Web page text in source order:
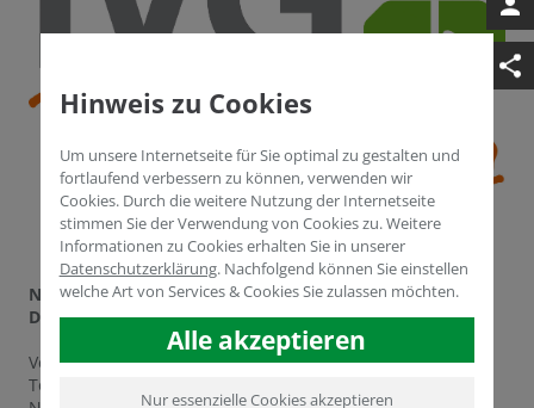
Neue Wege zu alter Bodenfruchtbarkeit auf dem
Deutschen Torf- und Humustag
Verganene Woche fand in Bad Zwischenahn der Deutsche
Torf- und Humustag statt – eines der wichtigsten
Hinweis zu Cookies
Um unsere Internetseite für Sie optimal zu gestalten und
fortlaufend verbessern zu können, verwenden wir
Cookies. Durch die weitere Nutzung der Internetseite
stimmen Sie der Verwendung von Cookies zu. Weitere
Informationen zu Cookies erhalten Sie in unserer
Datenschutzerklärung. Nachfolgend können Sie einstellen
welche Art von Services & Cookies Sie zulassen möchten.
Alle akzeptieren
Nur essenzielle Cookies akzeptieren